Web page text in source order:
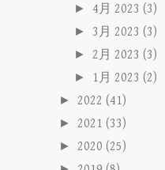
► 4月 2023 (3)
►3月 2023 (3)
► 2月 2023 (3)
► 1月 2023 (2)
► 2022 (41)
► 2021 (33)
► 2020 (25)